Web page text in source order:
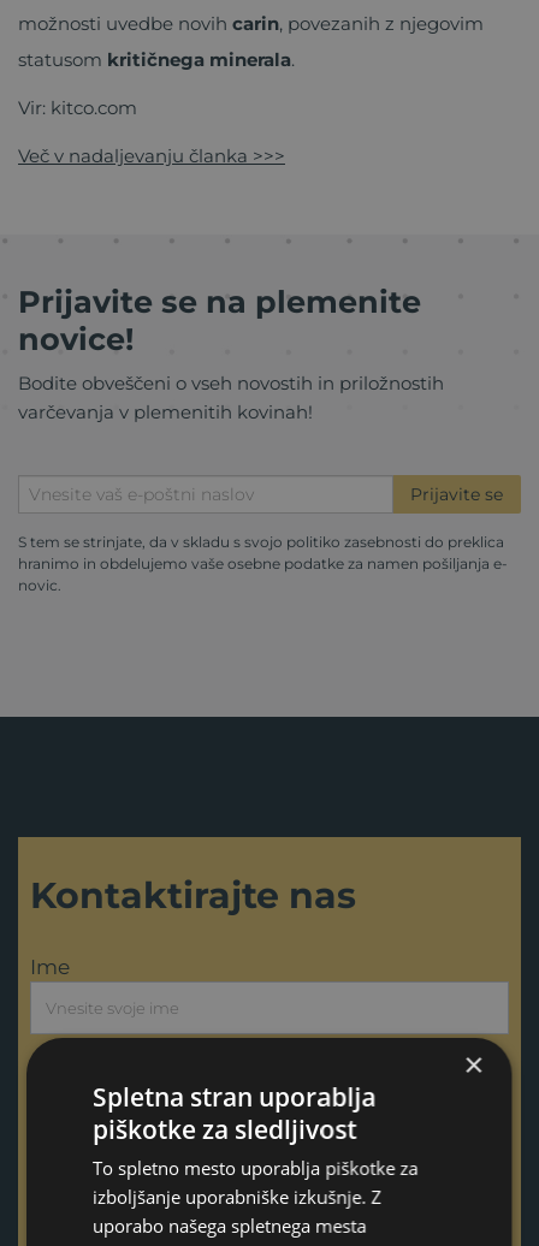
možnosti uvedbe novih carin, povezanih z njegovim
statusom kritičnega minerala.
Vir: kitco.com
Več v nadaljevanju članka >>>
Prijavite se na plemenite
novice!
Bodite obveščeni o vseh novostih in priložnostih
varčevanja v plemenitih kovinah!
Prijavite se
S tem se strinjate, da v skladu s svojo politiko zasebnosti do preklica
hranimo in obdelujemo vaše osebne podatke za namen pošiljanja e-
novic.
Kontaktirajte nas
Ime
Priimek
E-pošta
×
Spletna stran uporablja
piškotke za sledljivost
To spletno mesto uporablja piškotke za
izboljšanje uporabniške izkušnje. Z
uporabo našega spletnega mesta